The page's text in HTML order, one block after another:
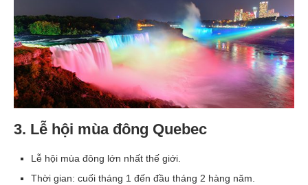
3. Lễ hội mùa đông Quebec
Lễ hội mùa đông lớn nhất thế giới.
Thời gian: cuối tháng 1 đến đầu tháng 2 hàng năm.